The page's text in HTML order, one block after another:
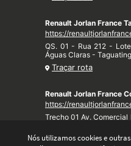
Renault Jorlan France
https://
QS. 01 - Rua 212 -
Águas Claras -
Traçar rota
Renault Jorlan France
https://
Trecho 01 Av.
Traçar rota
Nós utilizamos cookies e